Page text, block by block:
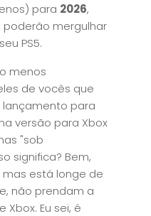
para 2026,
mergulhar
PS5.
menos
de vocês que
lançamento para
versão para Xbox
"sob
significa? Bem,
está longe de
não prendam a
Eu sei, é